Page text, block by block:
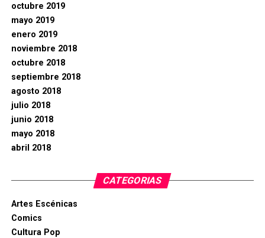
octubre 2019
mayo 2019
enero 2019
noviembre 2018
octubre 2018
septiembre 2018
agosto 2018
julio 2018
junio 2018
mayo 2018
abril 2018
CATEGORIAS
Artes Escénicas
Comics
Cultura Pop